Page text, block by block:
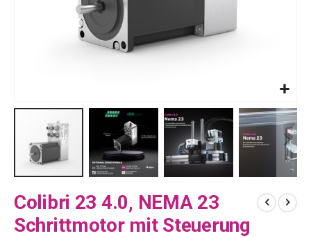
Anfang
der
Bildergalerie
Colibri 23 4.0, NEMA 23
Schrittmotor mit Steuerung